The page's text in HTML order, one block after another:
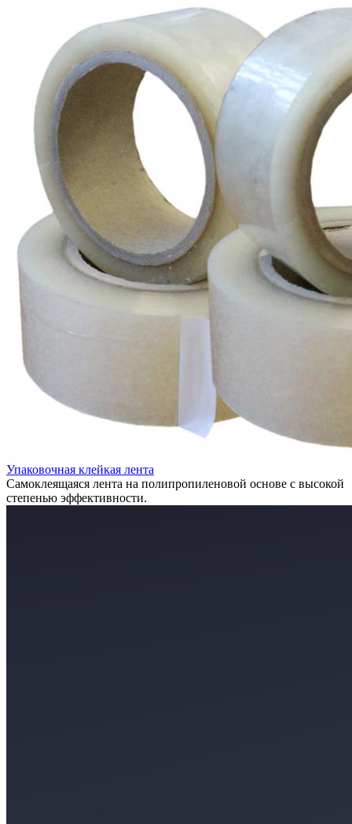
Упаковочная клейкая лента
Самоклеящаяся лента на полипропиленовой основе с высокой
степенью эффективности.